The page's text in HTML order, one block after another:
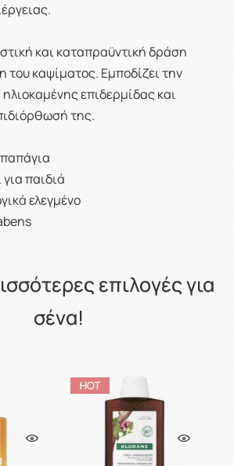
και καταπραϋντική δράση
του καψίματος. Εμποδίζει την
επιδερμίδας και
της.
για παιδιά
ελεγμένο
επιλογές για
σένα!